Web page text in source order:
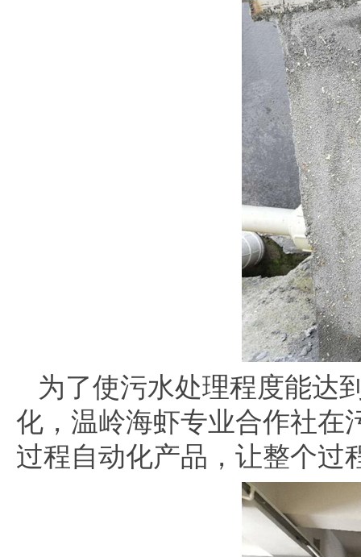
为了使污水处理程度能达
化，温岭海虾专业合作社在
过程自动化产品，让整个过